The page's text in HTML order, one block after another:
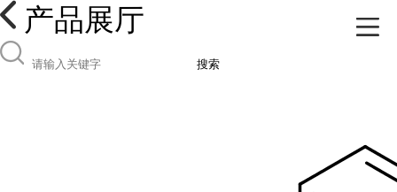
产品展厅
搜索